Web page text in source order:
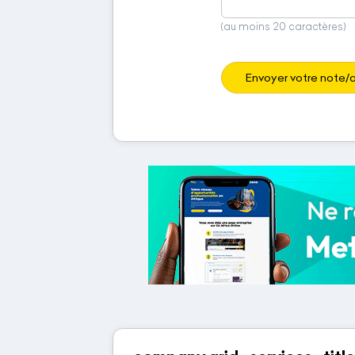
(au moins 20 caractères)
Envoyer votre note/